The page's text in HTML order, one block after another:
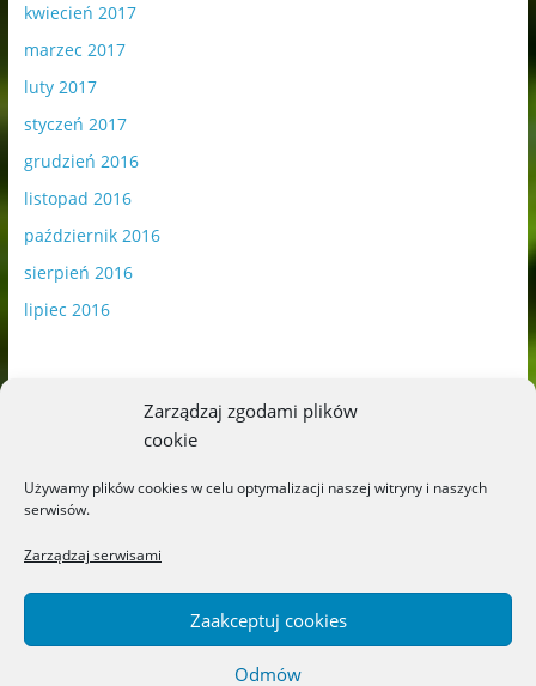
Zarządzaj zgodami plików
cookie
Używamy plików cookies w celu optymalizacji naszej witryny i naszych
serwisów.
Zarządzaj serwisami
Zaakceptuj cookies
Odmów
kwiecień 2017
marzec 2017
luty 2017
styczeń 2017
grudzień 2016
listopad 2016
październik 2016
sierpień 2016
lipiec 2016